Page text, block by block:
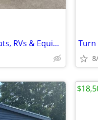
Heavy-Duty Trailer Dolly – Boats, RVs & Equipment Built to Order from